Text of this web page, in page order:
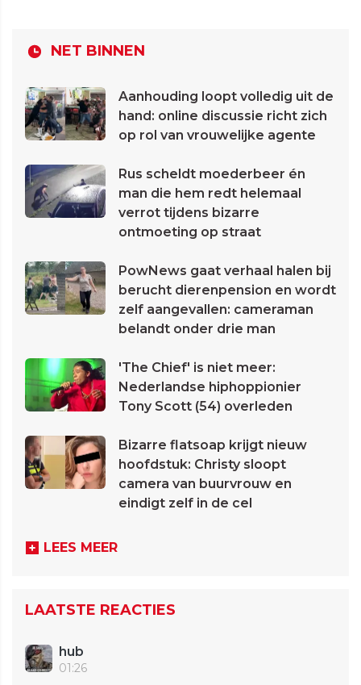
NET BINNEN
Aanhouding loopt volledig uit de
hand: online discussie richt zich
op rol van vrouwelijke agente
Rus scheldt moederbeer én
man die hem redt helemaal
verrot tijdens bizarre
ontmoeting op straat
PowNews gaat verhaal halen bij
berucht dierenpension en wordt
zelf aangevallen: cameraman
belandt onder drie man
'The Chief' is niet meer:
Nederlandse hiphoppionier
Tony Scott (54) overleden
Bizarre flatsoap krijgt nieuw
hoofdstuk: Christy sloopt
camera van buurvrouw en
eindigt zelf in de cel
LEES MEER
LAATSTE REACTIES
hub
01:26